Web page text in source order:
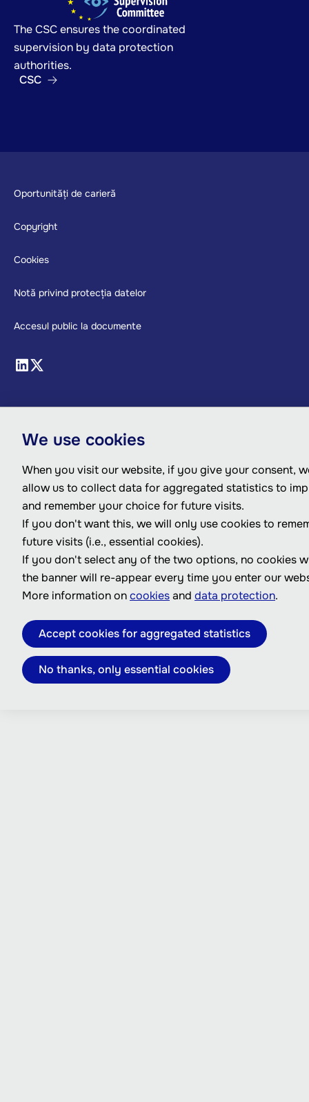
Footer
Oportunități de carieră
Copyright
Cookies
Notă privind protecția datelor
Accesul public la documente
The CSC ensures the coordinated
supervision by data protection
authorities.
CSC
We use cookies
When you visit our website, if you give your consent,
allow us to collect data for aggregated statistics to
and remember your choice for future visits.
If you don't want this, we will only use cookies to
future visits (i.e., essential cookies).
If you don't select any of the two options, no cookies
the banner will re-appear every time you enter our
More information oncookiesand data protection.
Accept cookies for aggregated statistics
No thanks, only essential cookies